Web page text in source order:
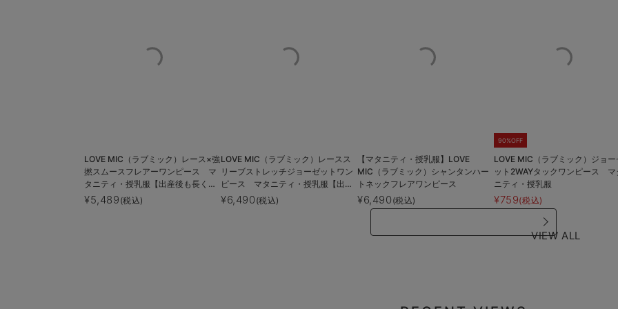
LOVE MIC（ラブミック）レース×強
撚スムースフレアーワンピース マ
タニティ・授乳服【出産後も長く使
える】
¥5,489 (税込)
LOVE MIC（ラブミック）レースス
リーブストレッチジョーゼットワン
ピース マタニティ・授乳服【出産
後も長く使える】
¥6,490 (税込)
【マタニティ・授乳服】LOVE
MIC（ラブミック）シャンタンハー
トネックフレアワンピース
¥6,490 (税込)
90%OFF
LOVE MIC（ラブミック）ジョー
ット2WAYタックワンピース マ
ニティ・授乳服
¥759(税込)
VIEW ALL